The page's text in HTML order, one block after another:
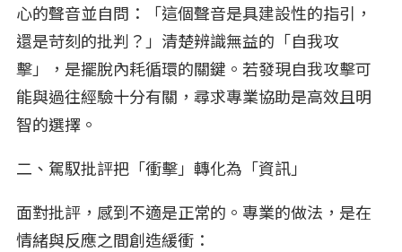
心的聲音並自問：「這個聲音是具建設性的指引，
還是苛刻的批判？」清楚辨識無益的「自我攻
擊」，是擺脫內耗循環的關鍵。若發現自我攻擊可
能與過往經驗十分有關，尋求專業協助是高效且明
智的選擇。
二、駕馭批評把「衝擊」轉化為「資訊」
面對批評，感到不適是正常的。專業的做法，是在
情緒與反應之間創造緩衝：